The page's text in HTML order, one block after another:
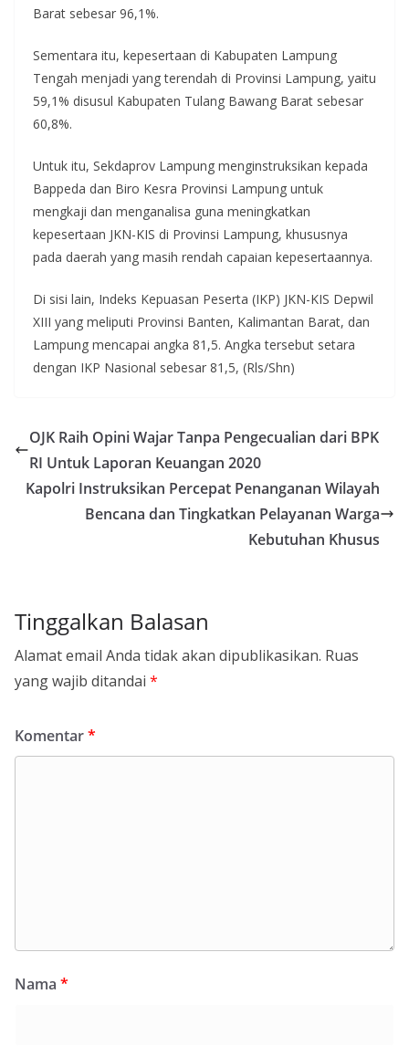
Barat sebesar 96,1%.
Sementara itu, kepesertaan di Kabupaten Lampung
Tengah menjadi yang terendah di Provinsi Lampung, yaitu
59,1% disusul Kabupaten Tulang Bawang Barat sebesar
60,8%.
Untuk itu, Sekdaprov Lampung menginstruksikan kepada
Bappeda dan Biro Kesra Provinsi Lampung untuk
mengkaji dan menganalisa guna meningkatkan
kepesertaan JKN-KIS di Provinsi Lampung, khususnya
pada daerah yang masih rendah capaian kepesertaannya.
Di sisi lain, Indeks Kepuasan Peserta (IKP) JKN-KIS Depwil
XIII yang meliputi Provinsi Banten, Kalimantan Barat, dan
Lampung mencapai angka 81,5. Angka tersebut setara
dengan IKP Nasional sebesar 81,5, (Rls/Shn)
OJK Raih Opini Wajar Tanpa Pengecualian dari BPK
RI Untuk Laporan Keuangan 2020
Kapolri Instruksikan Percepat Penanganan Wilayah
Bencana dan Tingkatkan Pelayanan Warga
Kebutuhan Khusus
Tinggalkan Balasan
Alamat email Anda tidak akan dipublikasikan. Ruas
yang wajib ditandai *
Komentar*
Nama *